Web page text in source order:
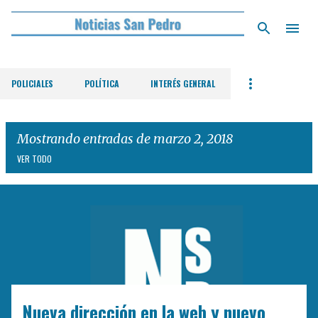
Ir al contenido principal
POLICIALES POLÍTICA INTERÉS GENERAL
Mostrando entradas de marzo 2, 2018
VER TODO
Nueva dirección en la web y nuevo